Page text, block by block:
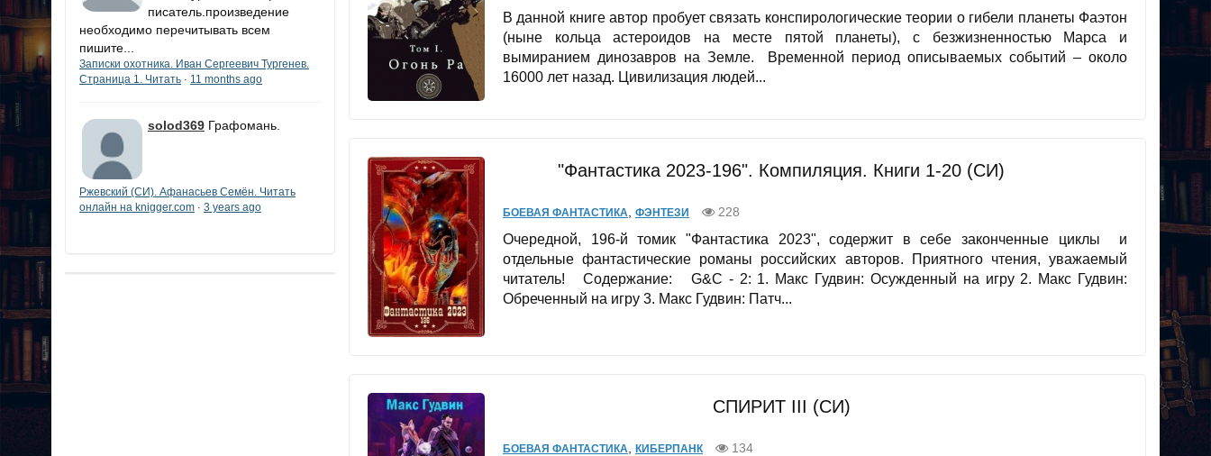
писатель.произведение
необходимо перечитывать всем
пишите...
Записки охотника. Иван Сергеевич Тургенев.
Страница 1. Читать · 11 months ago
solod369 Графомань.
Ржевский (СИ). Афанасьев Семён. Читать
онлайн на knigger.com · 3 years ago
В данной книге автор пробует связать конспирологические теории о гибели планеты Фаэтон
(ныне кольца астероидов на месте пятой планеты), с безжизненностью Марса и
вымиранием динозавров на Земле. Временной период описываемых событий – около
16000 лет назад. Цивилизация людей...
"Фантастика 2023-196". Компиляция. Книги 1-20 (СИ)
БОЕВАЯ ФАНТАСТИКА ФЭНТЕЗИ 228
Очередной, 196-й томик "Фантастика 2023", содержит в себе законченные циклы и
отдельные фантастические романы российских авторов. Приятного чтения, уважаемый
читатель! Содержание: G&C - 2: 1. Макс Гудвин: Осужденный на игру 2. Макс Гудвин:
Обреченный на игру 3. Макс Гудвин: Патч...
СПИРИТ III (СИ)
БОЕВАЯ ФАНТАСТИКА КИБЕРПАНК 134